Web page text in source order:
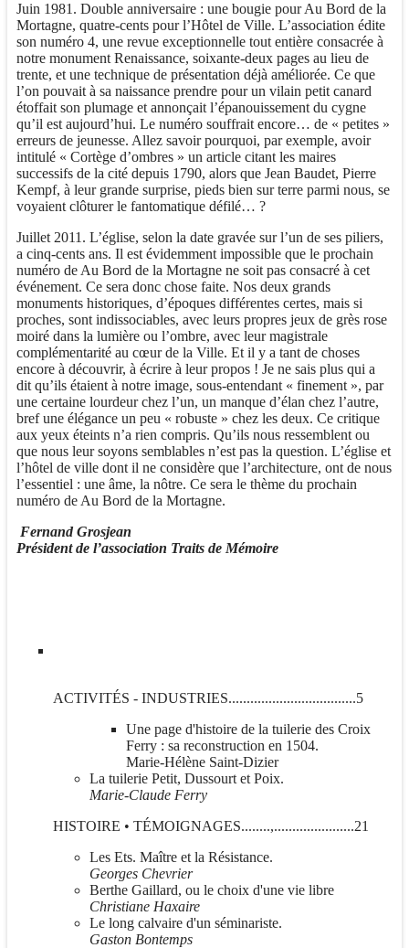
Juin 1981. Double anniversaire : une bougie pour Au Bord de la
Mortagne, quatre-cents pour l’Hôtel de Ville. L’association édite
son numéro 4, une revue exceptionnelle tout entière consacrée à
notre monument Renaissance, soixante-deux pages au lieu de
trente, et une technique de présentation déjà améliorée. Ce que
l’on pouvait à sa naissance prendre pour un vilain petit canard
étoffait son plumage et annonçait l’épanouissement du cygne
qu’il est aujourd’hui. Le numéro souffrait encore… de « petites »
erreurs de jeunesse. Allez savoir pourquoi, par exemple, avoir
intitulé « Cortège d’ombres » un article citant les maires
successifs de la cité depuis 1790, alors que Jean Baudet, Pierre
Kempf, à leur grande surprise, pieds bien sur terre parmi nous, se
voyaient clôturer le fantomatique défilé… ?
Juillet 2011. L’église, selon la date gravée sur l’un de ses piliers,
a cinq-cents ans. Il est évidemment impossible que le prochain
numéro de Au Bord de la Mortagne ne soit pas consacré à cet
événement. Ce sera donc chose faite. Nos deux grands
monuments historiques, d’époques différentes certes, mais si
proches, sont indissociables, avec leurs propres jeux de grès rose
moiré dans la lumière ou l’ombre, avec leur magistrale
complémentarité au cœur de la Ville. Et il y a tant de choses
encore à découvrir, à écrire à leur propos ! Je ne sais plus qui a
dit qu’ils étaient à notre image, sous-entendant « finement », par
une certaine lourdeur chez l’un, un manque d’élan chez l’autre,
bref une élégance un peu « robuste » chez les deux. Ce critique
aux yeux éteints n’a rien compris. Qu’ils nous ressemblent ou
que nous leur soyons semblables n’est pas la question. L’église et
l’hôtel de ville dont il ne considère que l’architecture, ont de nous
l’essentiel : une âme, la nôtre. Ce sera le thème du prochain
numéro de Au Bord de la Mortagne.
Fernand Grosjean
Président de l’association Traits de Mémoire
ACTIVITÉS - INDUSTRIES...................................5
Une page d'histoire de la tuilerie des Croix
Ferry : sa reconstruction en 1504.
Marie-Hélène Saint-Dizier
La tuilerie Petit, Dussourt et Poix.
Marie-Claude Ferry
HISTOIRE • TÉMOIGNAGES........,......................21
Les Ets. Maître et la Résistance.
Georges Chevrier
Berthe Gaillard, ou le choix d'une vie libre
Christiane Haxaire
Le long calvaire d'un séminariste.
Gaston Bontemps